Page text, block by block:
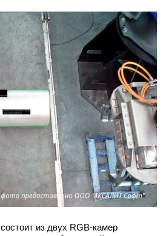
из двух RGB-камер